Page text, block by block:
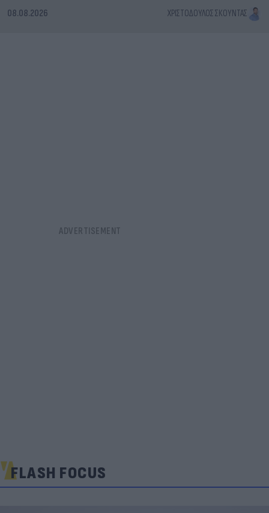
08.08.2026 ΧΡΙΣΤΌΔΟΥΛΟΣ ΣΚΟΎΝΤΑΣ
FLASH FOCUS